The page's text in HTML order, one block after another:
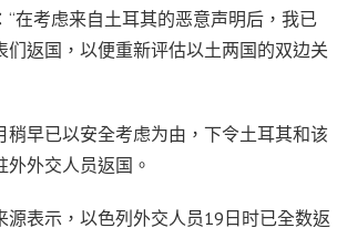
“在考虑来自土耳其的恶意声明后，我已
们返国，以便重新评估以土两国的双边关
稍早已以安全考虑为由，下令土耳其和该
外交人员返国。
源表示，以色列外交人员19日时已全数返